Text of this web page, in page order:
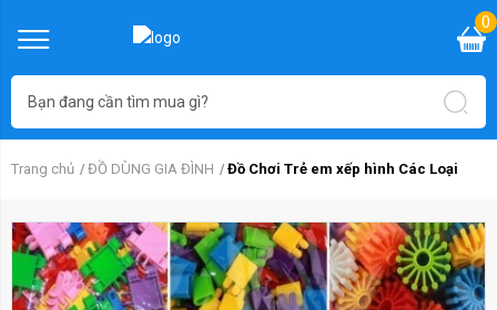
0
Trang chủ ĐỒ DÙNG GIA ĐÌNH Đồ Chơi Trẻ em xếp hình Các Loại